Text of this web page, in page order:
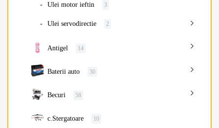
Ulei motor ieftin 3
Ulei servodirectie 2
Antigel 14
Baterii auto 30
Becuri 58
c.Stergatoare 10